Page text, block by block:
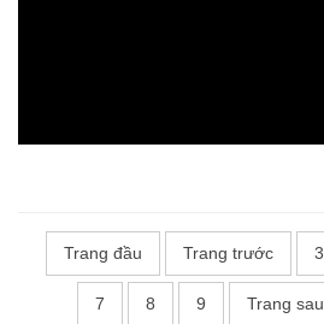
Trang đầu Trang trước 3
7 8 9 Trang sau